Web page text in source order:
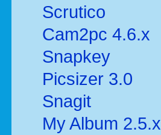
Scrutico
Cam2pc 4.6.x
Snapkey
Picsizer 3.0
Snagit
My Album 2.5.x